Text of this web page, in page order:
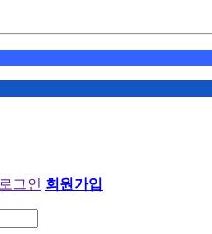
로그인 회원가입